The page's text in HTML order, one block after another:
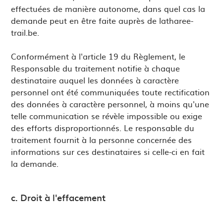
effectuées de manière autonome, dans quel cas la
demande peut en être faite auprès de latharee-
trail.be.
Conformément à l'article 19 du Règlement, le
Responsable du traitement notifie à chaque
destinataire auquel les données à caractère
personnel ont été communiquées toute rectification
des données à caractère personnel, à moins qu'une
telle communication se révèle impossible ou exige
des efforts disproportionnés. Le responsable du
traitement fournit à la personne concernée des
informations sur ces destinataires si celle-ci en fait
la demande.
c. Droit à l'effacement